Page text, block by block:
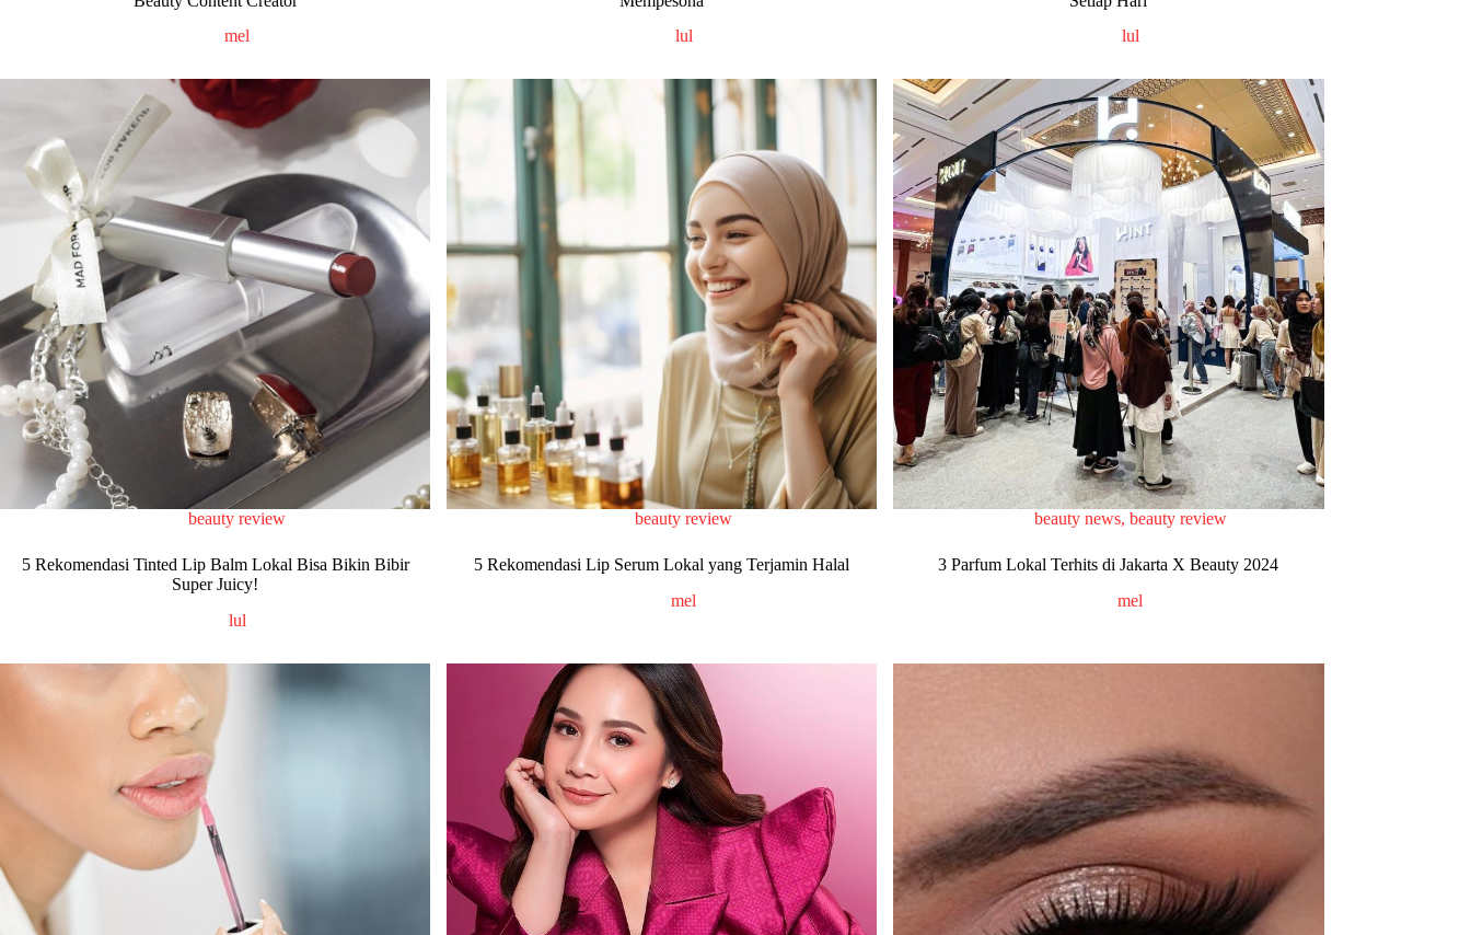
mel
lul
lul
beauty review
5 Rekomendasi Tinted Lip Balm Lokal Bisa Bikin Bibir
Super Juicy!
lul
beauty review
5 Rekomendasi Lip Serum Lokal yang Terjamin Halal
mel
beauty news, beauty review
3 Parfum Lokal Terhits di Jakarta X Beauty 2024
mel